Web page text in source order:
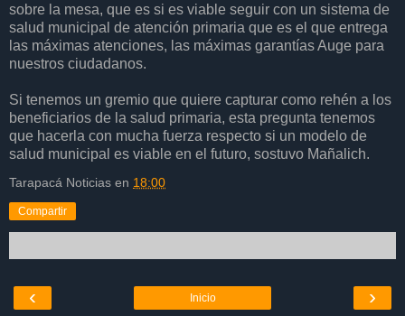
sobre la mesa, que es si es viable seguir con un sistema de
salud municipal de atención primaria que es el que entrega
las máximas atenciones, las máximas garantías Auge para
nuestros ciudadanos.
Si tenemos un gremio que quiere capturar como rehén a los
beneficiarios de la salud primaria, esta pregunta tenemos
que hacerla con mucha fuerza respecto si un modelo de
salud municipal es viable en el futuro, sostuvo Mañalich.
Tarapacá Noticias en 18:00
Compartir
‹ ›
Inicio